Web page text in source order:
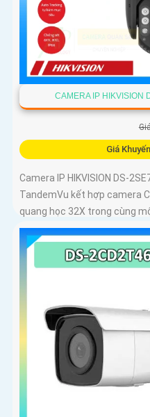
CAMERA IP HIKVISION
Giá
Camera IP HIKVISION DS-
TandemVu kết hợp camera
quang học 32X trong cùng
hồng ngoại 200m chuẩn nén